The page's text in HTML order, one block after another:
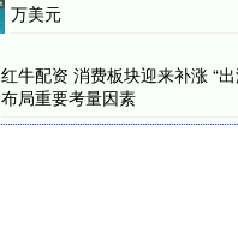
万美元
红牛配资 消费板块迎来补涨 “
布局重要考量因素